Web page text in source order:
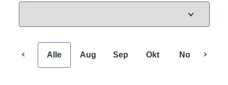
Alle Aug Sep Okt Nov